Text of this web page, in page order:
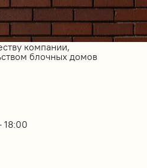
компании,
блочных домов
18:00